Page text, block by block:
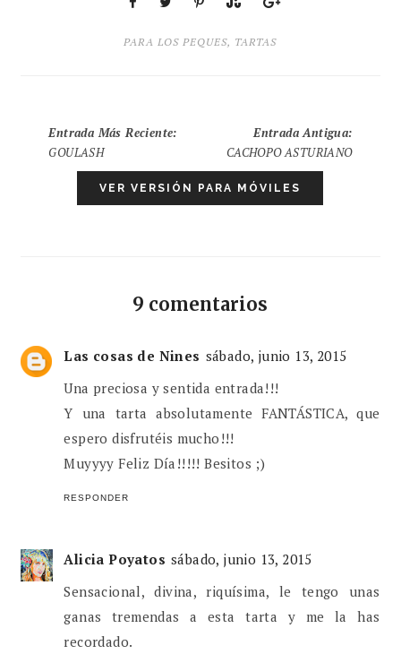
PARA LOS PEQUES, TARTAS
Entrada Más Reciente:
GOULASH
Entrada Antigua:
CACHOPO ASTURIANO
VER VERSIÓN PARA MÓVILES
9 comentarios
Las cosas de Nines sábado, junio 13, 2015
Una preciosa y sentida entrada!!!
Y una tarta absolutamente FANTÁSTICA, que
espero disfrutéis mucho!!!
Muyyyy Feliz Día!!!!! Besitos ;)
RESPONDER
Alicia Poyatos sábado, junio 13, 2015
Sensacional, divina, riquísima, le tengo unas
ganas tremendas a esta tarta y me la has
recordado.